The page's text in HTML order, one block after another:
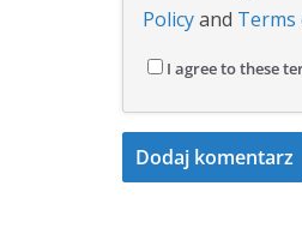
Policyand Terms
I agree to these